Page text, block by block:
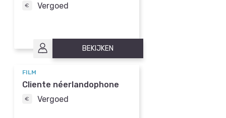
Vergoed
BEKIJKEN
FILM
Cliente néerlandophone
Vergoed